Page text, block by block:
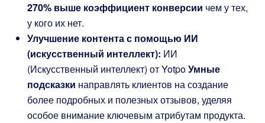
270% выше коэффициент конверсии чем у тех,
у кого их нет.
Улучшение контента с помощью ИИ
(искусственный интеллект): ИИ
(Искусственный интеллект) от YotpoУмные
подсказки направлять клиентов на создание
более подробных и полезных отзывов, уделяя
особое внимание ключевым атрибутам продукта.